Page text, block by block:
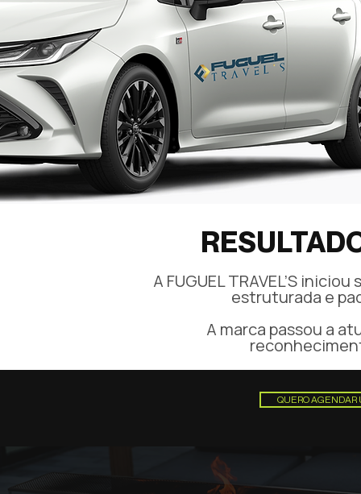
A FUGUEL TRAVEL’S
estruturada e
A marca passou a
QUERO AGENDAR